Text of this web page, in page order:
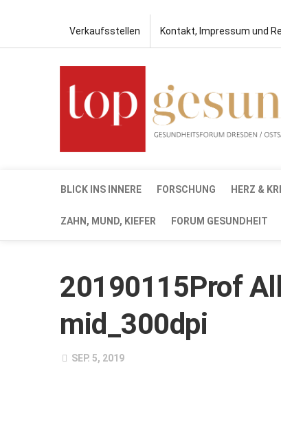
Verkaufsstellen Kontakt, Impressum und
BLICK INS INNERE FORSCHUNG HERZ &
ZAHN, MUND, KIEFER FORUM GESUNDHEIT
20190115Prof
mid_300dpi
SEP. 5, 2019